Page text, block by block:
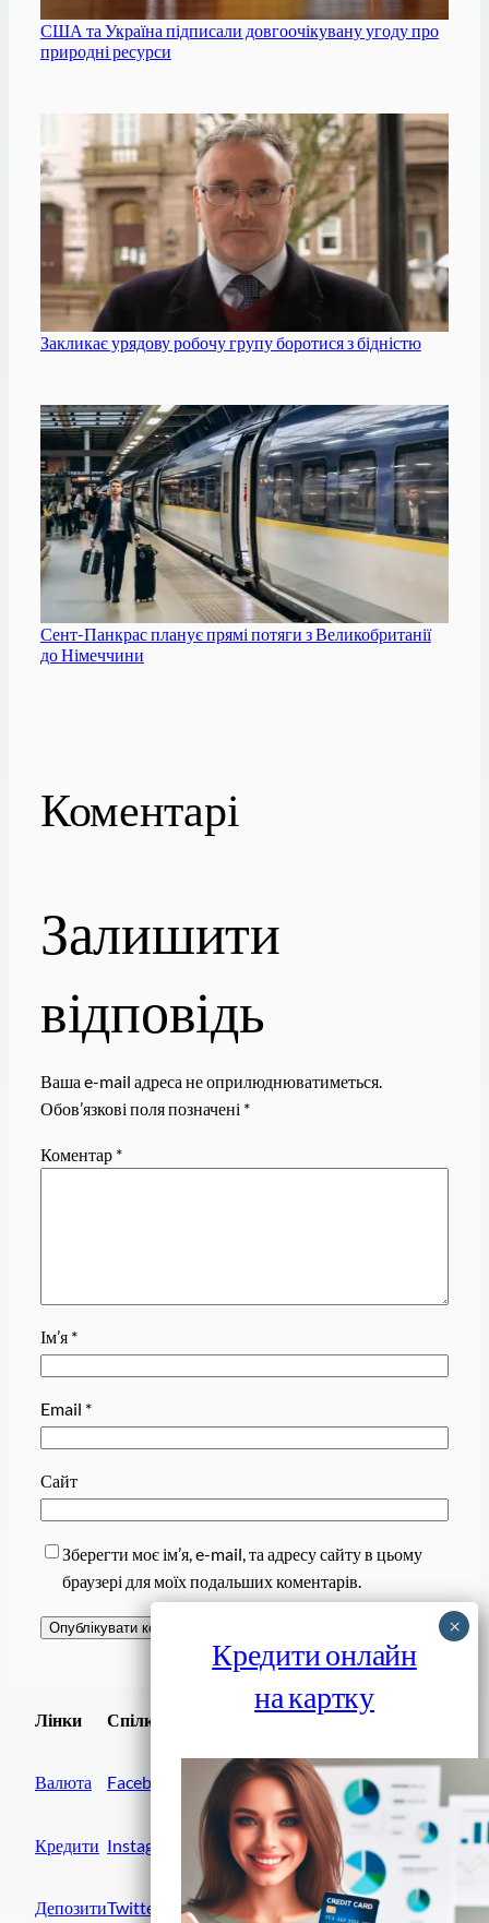
США та Україна підписали довгоочікувану угоду про
природні ресурси
Закликає урядову робочу групу боротися з бідністю
Сент-Панкрас планує прямі потяги з Великобританії
до Німеччини
Коментарі
Залишити
відповідь
Ваша e-mail адреса не оприлюднюватиметься.
Обов’язкові поля позначені *
Коментар *
Ім’я *
Email *
Сайт
Зберегти моє ім’я, e-mail, та адресу сайту в цьому
браузері для моїх подальших коментарів.
Лінки
Валюта
Кредити
Депозити
Спілки
Facebook
Instagram
Twitter
Завантажити
Кредити онлайн
на картку